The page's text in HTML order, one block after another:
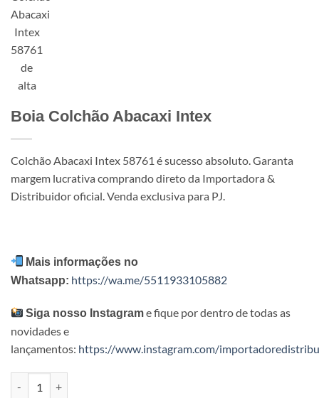
Boia Colchão Abacaxi Intex
Colchão Abacaxi Intex 58761 é sucesso absoluto. Garanta
margem lucrativa comprando direto da Importadora &
Distribuidor oficial. Venda exclusiva para PJ.
Mais informações no
Whatsapp: https://wa.me/5511933105882
Siga nosso Instagrame fique por dentro de todas as
novidades e
lançamentos: https://www.instagram.com/